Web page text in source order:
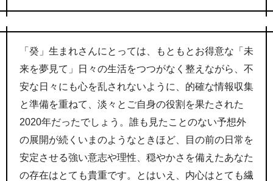
「癸」生まれさんにとっては、もともとお得意な「未
来を夢見て」日々の生活をつつがなく整えながら、不
安な日々にも心を乱されないように、的確な情報収集
と準備を重ねて、淡々とご自身の役割を果たされた
2020年だったでしょう。誰も見たことのない予想外
の展開が続くいまのようなときほど、目の前の日常を
安定させる強い意志や理性、穏やかさを備えたあなた
の存在はとても貴重です。とはいえ、内心はとても繊